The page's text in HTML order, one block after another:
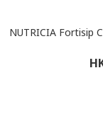
NUTRICIA Fortisip